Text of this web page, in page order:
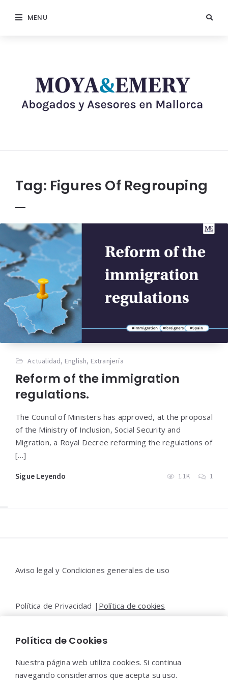
MENU
Tag: Figures Of Regrouping
Actualidad, English, Extranjería
Reform of the immigration
regulations.
The Council of Ministers has approved, at the proposal
of the Ministry of Inclusion, Social Security and
Migration, a Royal Decree reforming the regulations of
[…]
Sigue Leyendo 1.1K 1
Aviso legal y Condiciones generales de uso
Política de Privacidad | Política de cookies
Contacto |Moya&Emery
Política de Cookies
Nuestra página web utiliza cookies. Si continua
navegando consideramos que acepta su uso.